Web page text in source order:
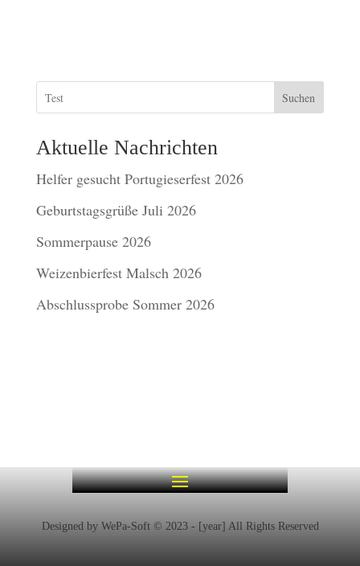
Suchen
Aktuelle Nachrichten
Helfer gesucht Portugieserfest 2026
Geburtstagsgrüße Juli 2026
Sommerpause 2026
Weizenbierfest Malsch 2026
Abschlussprobe Sommer 2026
Designed by WePa-Soft © 2023 - [year] All Rights Reserved